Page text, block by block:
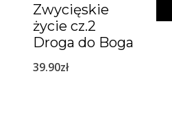
Zwycięskie
życie cz.2
Droga do Boga
39.90zł